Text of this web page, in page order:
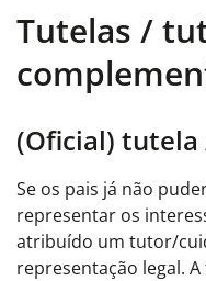
Tutelas /
(Oficial)
Se os pais já não
representar os
atribuído um tutor/
representação legal.